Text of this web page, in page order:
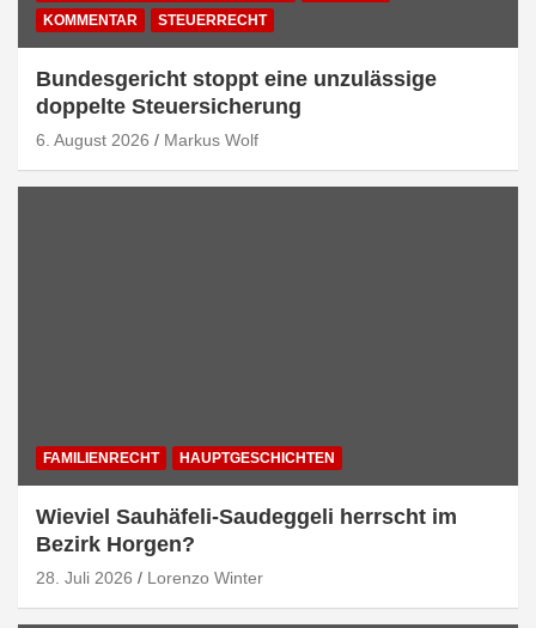
KOMMENTAR
STEUERRECHT
Bundesgericht stoppt eine unzulässige
doppelte Steuersicherung
6. August 2026 Markus Wolf
FAMILIENRECHT HAUPTGESCHICHTEN
Wieviel Sauhäfeli-Saudeggeli herrscht im
Bezirk Horgen?
28. Juli 2026 Lorenzo Winter